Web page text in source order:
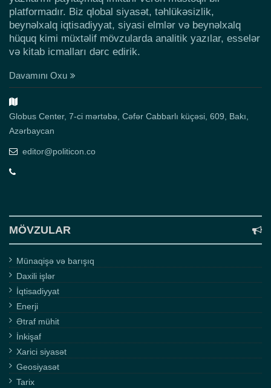
platformadır. Biz qlobal siyasət, təhlükəsizlik,
beynəlxalq iqtisadiyyat, siyasi elmlər və beynəlxalq
hüquq kimi müxtəlif mövzularda analitik yazılar, esselər
və kitab icmalları dərc edirik.
Davamını Oxu
Globus Center, 7-ci mərtəbə, Cəfər Cabbarlı küçəsi, 609, Bakı,
Azərbaycan
editor@politicon.co
MÖVZULAR
Münaqişə və barışıq
Daxili işlər
İqtisadiyyat
Enerji
Ətraf mühit
İnkişaf
Xarici siyasət
Geosiyasət
Tarix